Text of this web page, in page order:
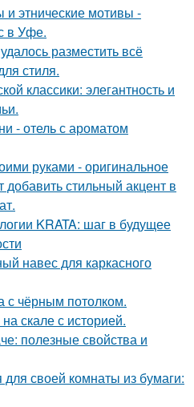
этнические мотивы -
в Уфе.
разместить всё
стиля.
классики: элегантность и
- отель с ароматом
руками - оригинальное
добавить стильный акцент в
KRATA: шаг в будущее
навес для каркасного
с чёрным потолком.
скале с историей.
полезные свойства и
для своей комнаты из бумаги: